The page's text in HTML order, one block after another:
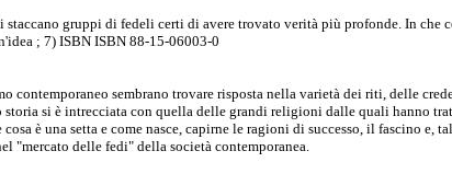
gruppi di fedeli certi di avere trovato verità più profonde. In che
; 7) ISBN ISBN 88-15-06003-0
contemporaneo sembrano trovare risposta nella varietà dei riti, delle
storia si è intrecciata con quella delle grandi religioni dalle quali hanno
è una setta e come nasce, capirne le ragioni di successo, il fascino
"mercato delle fedi" della società contemporanea.